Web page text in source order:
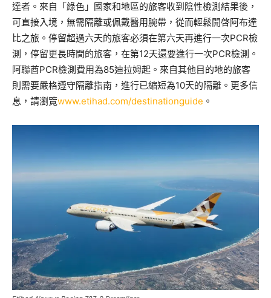
達者。來自「綠色」國家和地區的旅客收到陰性檢測結果後，
可直接入境，無需隔離或佩戴醫用腕帶，從而輕鬆開啓阿布達
比之旅。停留超過六天的旅客必須在第六天再進行一次PCR檢
測，停留更長時間的旅客，在第12天還要進行一次PCR檢測。
阿聯酋PCR檢測費用為85迪拉姆起。來自其他目的地的旅客
則需要嚴格遵守隔離指南，進行已縮短為10天的隔離。更多信
息，請瀏覽www.etihad.com/destinationguide 。